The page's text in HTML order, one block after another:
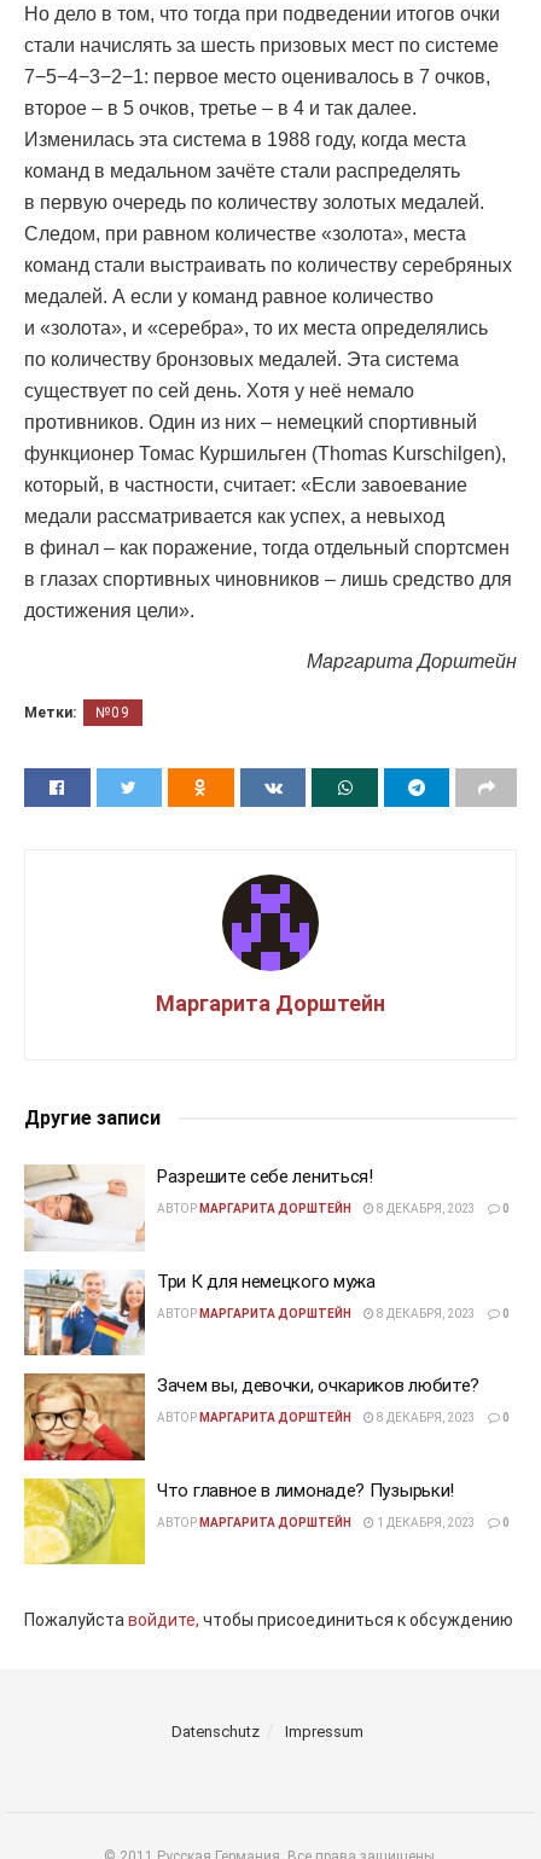
Но дело в том, что тогда при подведении итогов очки
стали начислять за шесть призовых мест по системе
7−5−4−3−2−1: первое место оценивалось в 7 очков,
второе – в 5 очков, третье – в 4 и так далее.
Изменилась эта система в 1988 году, когда места
команд в медальном зачёте стали распределять
в первую очередь по количеству золотых медалей.
Следом, при равном количестве «золота», места
команд стали выстраивать по количеству серебряных
медалей. А если у команд равное количество
и «золота», и «серебра», то их места определялись
по количеству бронзовых медалей. Эта система
существует по сей день. Хотя у неё немало
противников. Один из них – немецкий спортивный
функционер Томас Куршильген (Thomas Kurschilgen),
который, в частности, считает: «Если завоевание
медали рассматривается как успех, а невыход
в финал – как поражение, тогда отдельный спортсмен
в глазах спортивных чиновников – лишь средство для
достижения цели».
Маргарита Дорштейн
Метки: №09
Маргарита Дорштейн
Другие записи
Разрешите себе лениться!
АВТОР МАРГАРИТА ДОРШТЕЙН 8 ДЕКАБРЯ, 2023 0
Три К для немецкого мужа
АВТОР МАРГАРИТА ДОРШТЕЙН 8 ДЕКАБРЯ, 2023 0
Зачем вы, девочки, очкариков любите?
АВТОР МАРГАРИТА ДОРШТЕЙН 8 ДЕКАБРЯ, 2023 0
Что главное в лимонаде? Пузырьки!
АВТОР МАРГАРИТА ДОРШТЕЙН 1 ДЕКАБРЯ, 2023 0
Пожалуйставойдите, чтобы присоединиться к обсуждению
Datenschutz Impressum